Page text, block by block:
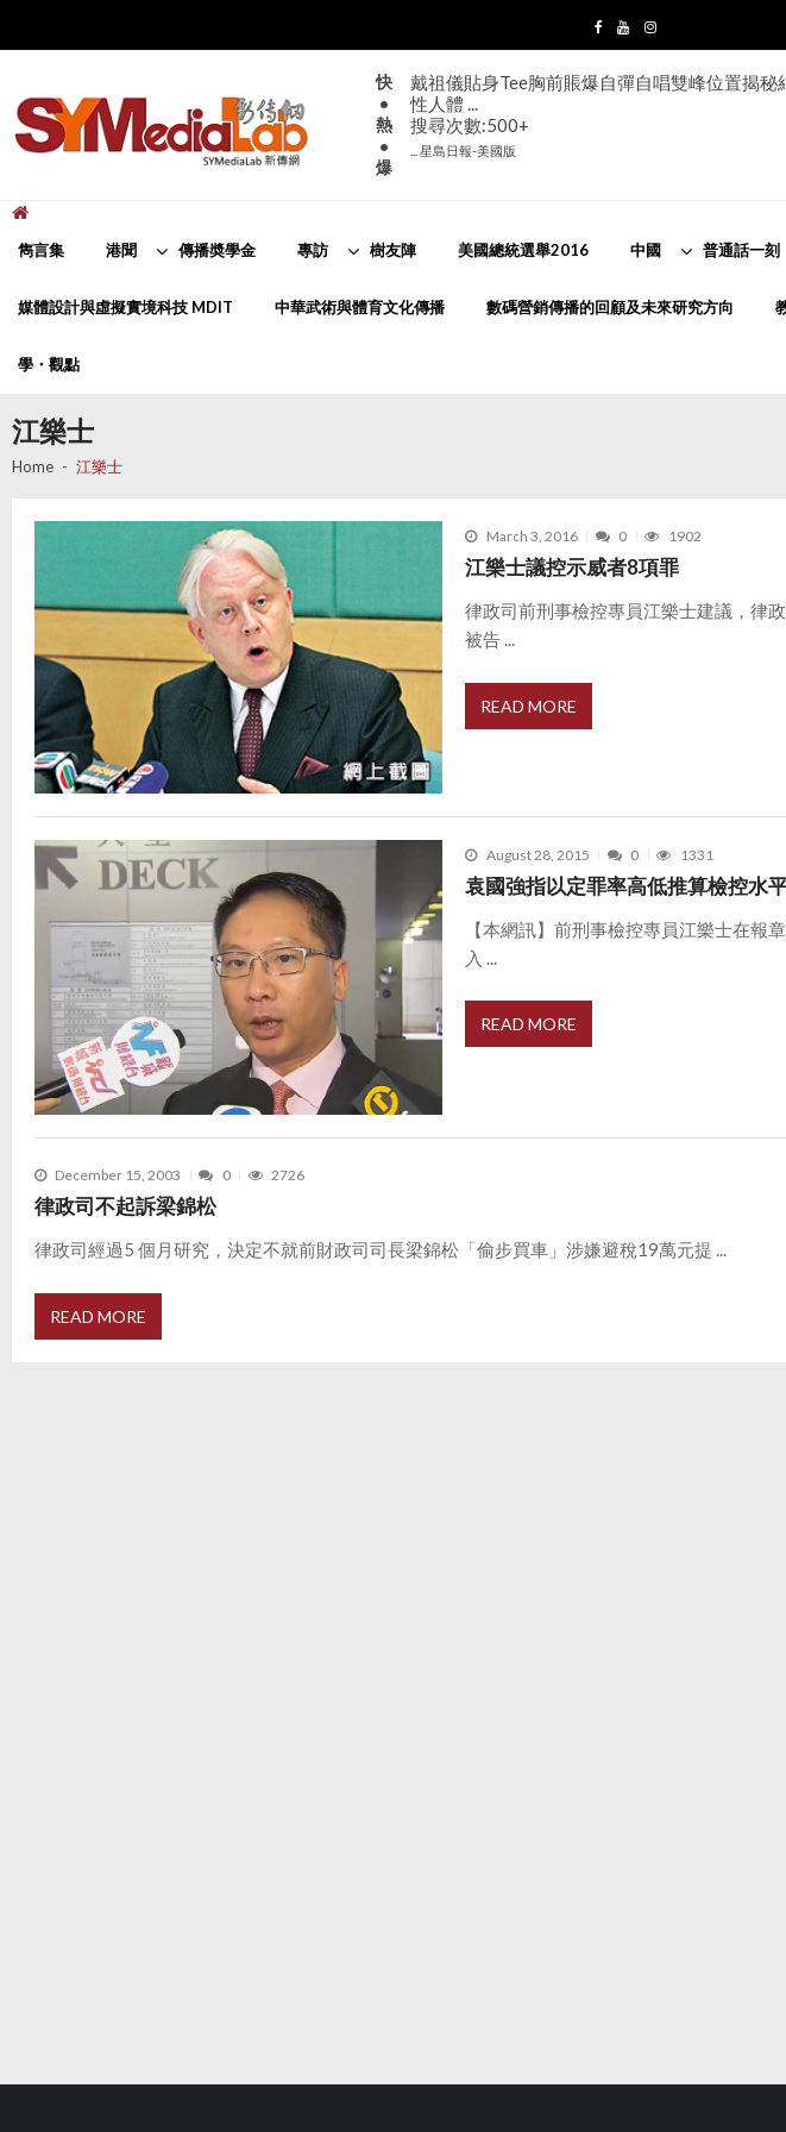
navigation
content
快
•
熱
•
爆
戴祖儀貼身Tee胸前賬爆自彈自唱雙峰位置揭秘
性人體 ...
搜尋次數:500+
... 星島日報-美國版
雋言集 港聞 傳播奬學金 專訪 樹友陣 美國總統選舉2016 中國 普通話一刻
媒體設計與虛擬實境科技 MDIT 中華武術與體育文化傳播 數碼營銷傳播的回顧及未來研究方向
學・觀點
江樂士
Home 江樂士
March 3, 2016 0 1902
江樂士議控示威者8項罪
律政司前刑事檢控專員江樂士建議，律
被告 ...
READ MORE
August 28, 2015 0 1331
袁國強指以定罪率高低推算檢控水
【本網訊】前刑事檢控專員江樂士在報
入 ...
READ MORE
December 15, 2003 0 2726
律政司不起訴梁錦松
律政司經過5 個月研究，決定不就前財政司司長梁錦松「偷步買車」涉嫌避稅19萬元提 ...
READ MORE